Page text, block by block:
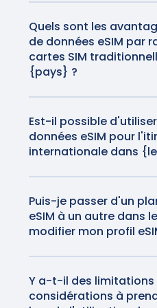
appareils Android,
technologie eSIM. En
tablettes et
compatibles.
Quels sont les
de données eSIM par
cartes SIM
{pays} ?
permettent également
d'un opérateur à l'autre
carte physique, ce qui
de rentrer chez vous.
Est-il possible
données eSIM pour
internationale dans
{pays}. Les plans
réseaux et des
qualité pour une
Puis-je passer d'un
eSIM à un autre dans
modifier mon profil
eSIM dans les
s'agit d'une procédure
Y a-t-il des limitations
considérations à